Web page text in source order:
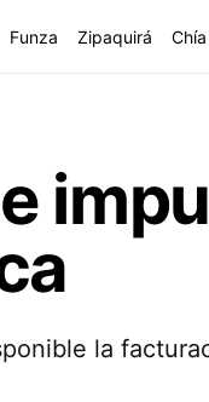
Funza Zipaquirá Chía
la